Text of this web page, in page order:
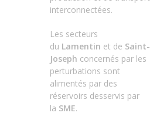
interconnectées.
Les secteurs
du Lamentin et de Saint-
Joseph concernés par les
perturbations sont
alimentés par des
réservoirs desservis par
la SME.